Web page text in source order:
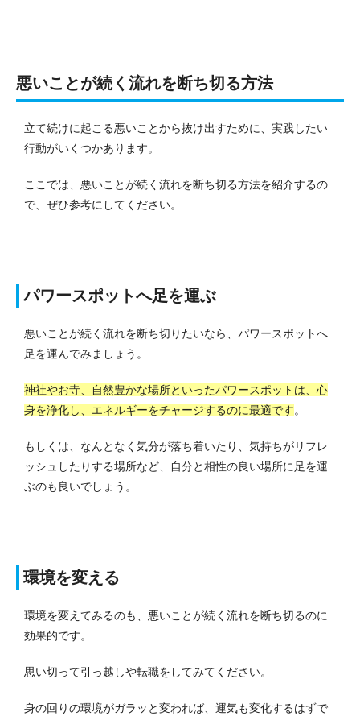
悪いことが続く流れを断ち切る方法
立て続けに起こる悪いことから抜け出すために、実践したい
行動がいくつかあります。
ここでは、悪いことが続く流れを断ち切る方法を紹介するの
で、ぜひ参考にしてください。
パワースポットへ足を運ぶ
悪いことが続く流れを断ち切りたいなら、パワースポットへ
足を運んでみましょう。
神社やお寺、自然豊かな場所といったパワースポットは、心
身を浄化し、エネルギーをチャージするのに最適です。
もしくは、なんとなく気分が落ち着いたり、気持ちがリフレ
ッシュしたりする場所など、自分と相性の良い場所に足を運
ぶのも良いでしょう。
環境を変える
環境を変えてみるのも、悪いことが続く流れを断ち切るのに
効果的です。
思い切って引っ越しや転職をしてみてください。
身の回りの環境がガラッと変われば、運気も変化するはずで